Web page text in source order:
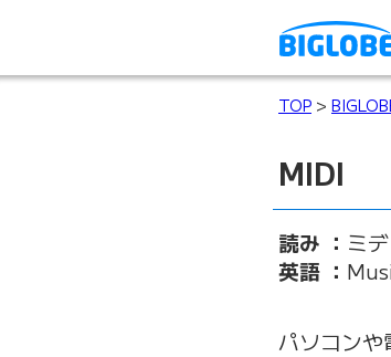
TOP >
MIDI
読み ： ミ
英語 ：
パソコン